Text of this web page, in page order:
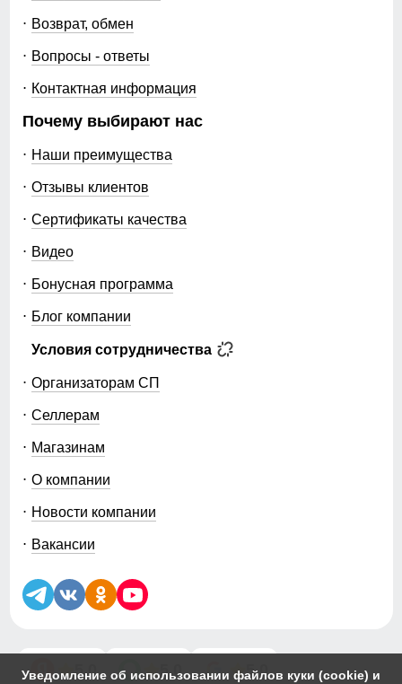
Уведомление об использовании файлов куки (cookie) и
Возврат, обмен
Вопросы - ответы
Контактная информация
Почему выбирают нас
Наши преимущества
Отзывы клиентов
Сертификаты качества
Видео
Бонусная программа
Блог компании
Условия сотрудничества
Организаторам СП
Селлерам
Магазинам
О компании
Новости компании
Вакансии
5.0 5.0 5.0